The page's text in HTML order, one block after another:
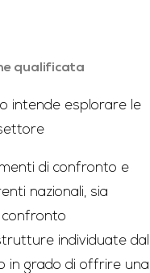
qualificata
intende esplorare le
di confronto e
nazionali, sia
individuate dal
in grado di offrire una